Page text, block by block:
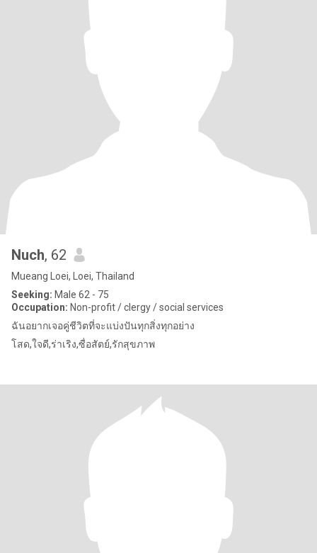
Nuch, 62
Mueang Loei, Loei, Thailand
Seeking: Male 62 - 75
Occupation: Non-profit / clergy / social services
ฉันอยากเจอคู่ชีวิตที่จะแบ่งปันทุกสิ่งทุกอย่าง
โสด,ใจดี,ร่าเริง,ซื่อสัตย์,รักสุขภาพ